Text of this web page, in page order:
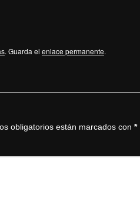
. Guarda el enlace permanente.
obligatorios están marcados con *